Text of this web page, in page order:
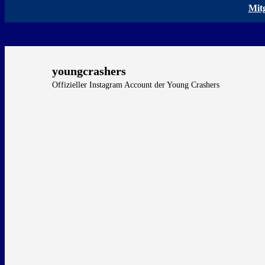
youngcrashers
Offizieller Instagram Account der Young Crashers